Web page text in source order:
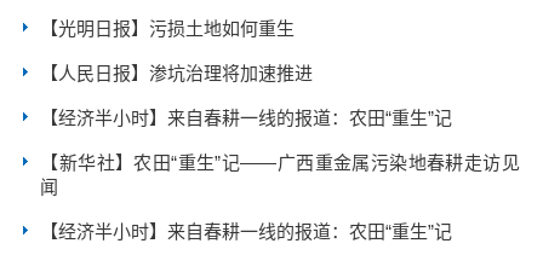
【光明日报】污损土地如何重生
【人民日报】渗坑治理将加速推进
【经济半小时】来自春耕一线的报道：农田“重生”记
【新华社】农田“重生”记——广西重金属污染地春耕走访见
闻
【经济半小时】来自春耕一线的报道：农田“重生”记